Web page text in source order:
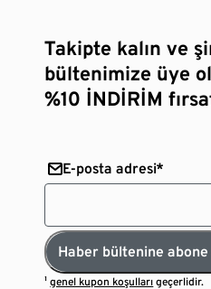
Takipte kalın ve
bültenimize üye
%10 İNDİRİM
E-posta adresi*
Haber bültenine abone
¹genel kupon koşulları geçerlidir.